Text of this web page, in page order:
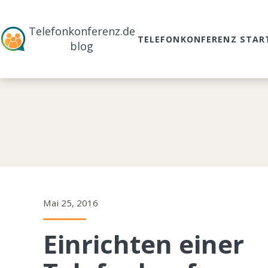
Telefonkonferenz.de
blog
TELEFONKONFERENZ
Mai 25, 2016
Einrichten einer